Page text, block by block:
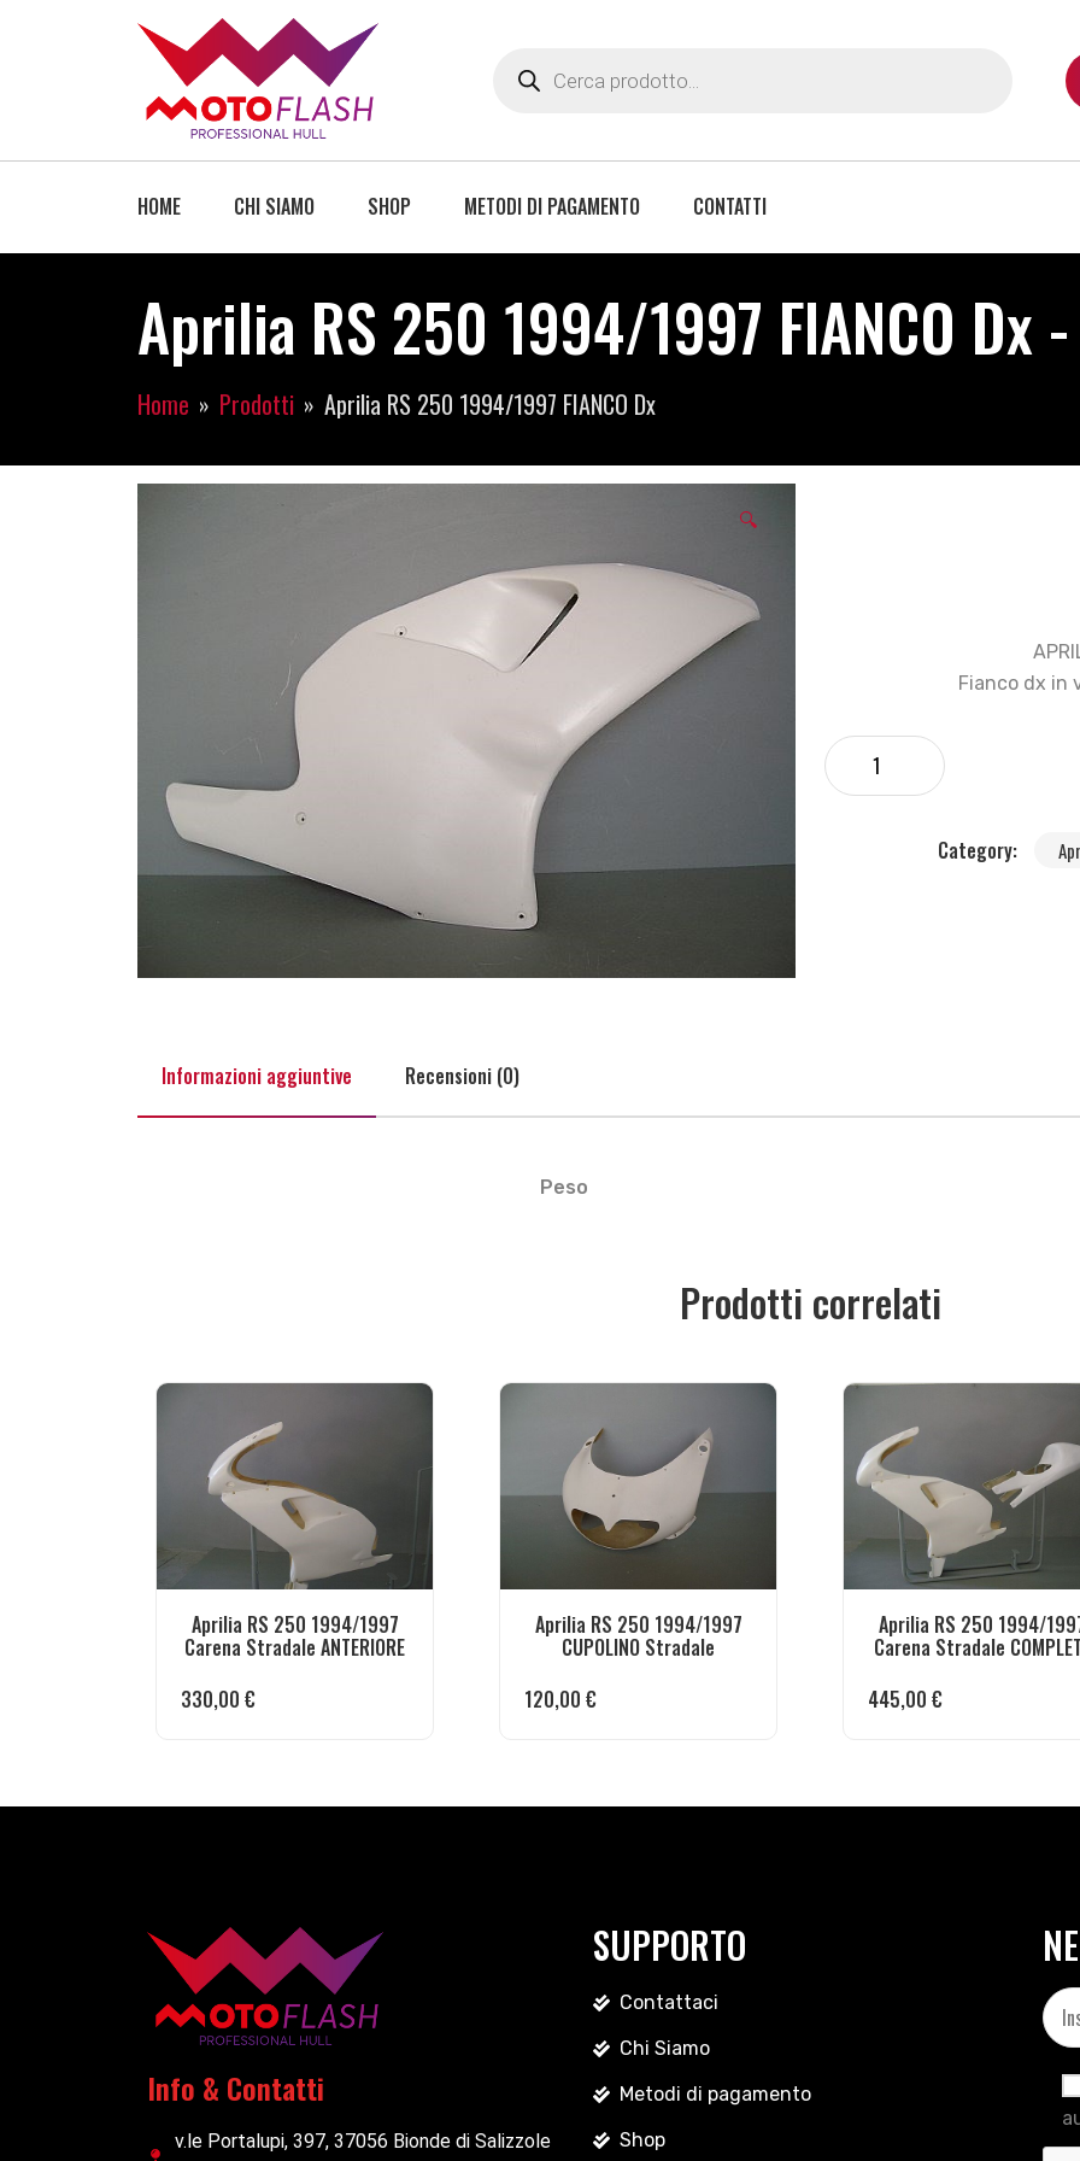
HOME CHI SIAMO SHOP METODI DI PAGAMENTO CONTATTI
Aprilia RS 250 1994/1997 FIANCO Dx
Home Prodotti Aprilia RS 250 1994/1997 FIANCO Dx
🔍
Fianco dx in
Category:
Informazioni aggiuntive Recensioni (0)
Peso
Prodotti correlati
Aprilia RS 250 1994/1997
Carena Stradale ANTERIORE
330,00 €
Aprilia RS 250 1994/1997
CUPOLINO Stradale
120,00 €
Aprilia RS 250 1994/
Carena Stradale
445,00 €
Info & Contatti
v.le Portalupi, 397, 37056 Bionde di Salizzole
SUPPORTO
Contattaci
Chi Siamo
Metodi di pagamento
Shop